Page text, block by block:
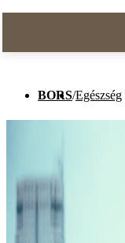
BORS/Egészség